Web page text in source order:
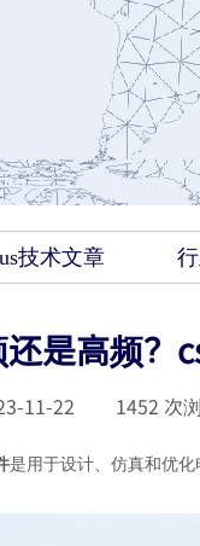
技术文章
还是高频
11-22 1452 次
是用于设计、仿真和优